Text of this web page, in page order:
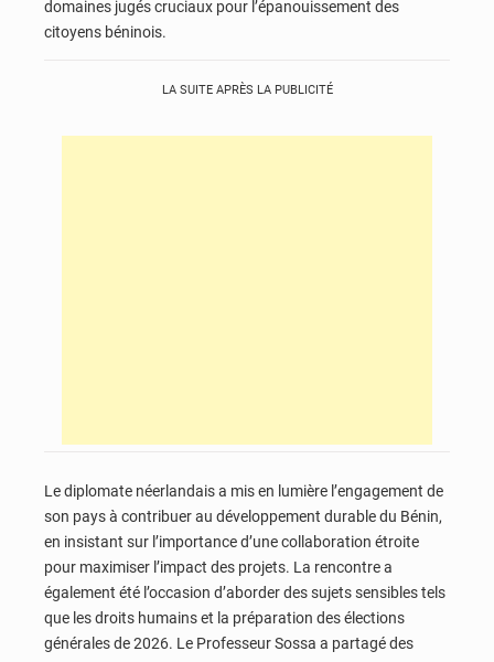
domaines jugés cruciaux pour l’épanouissement des
citoyens béninois.
LA SUITE APRÈS LA PUBLICITÉ
Le diplomate néerlandais a mis en lumière l’engagement de
son pays à contribuer au développement durable du Bénin,
en insistant sur l’importance d’une collaboration étroite
pour maximiser l’impact des projets. La rencontre a
également été l’occasion d’aborder des sujets sensibles tels
que les droits humains et la préparation des élections
générales de 2026. Le Professeur Sossa a partagé des